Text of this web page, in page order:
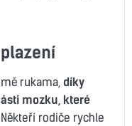
rukama, díky
mozku, které
Někteří rodiče rychle